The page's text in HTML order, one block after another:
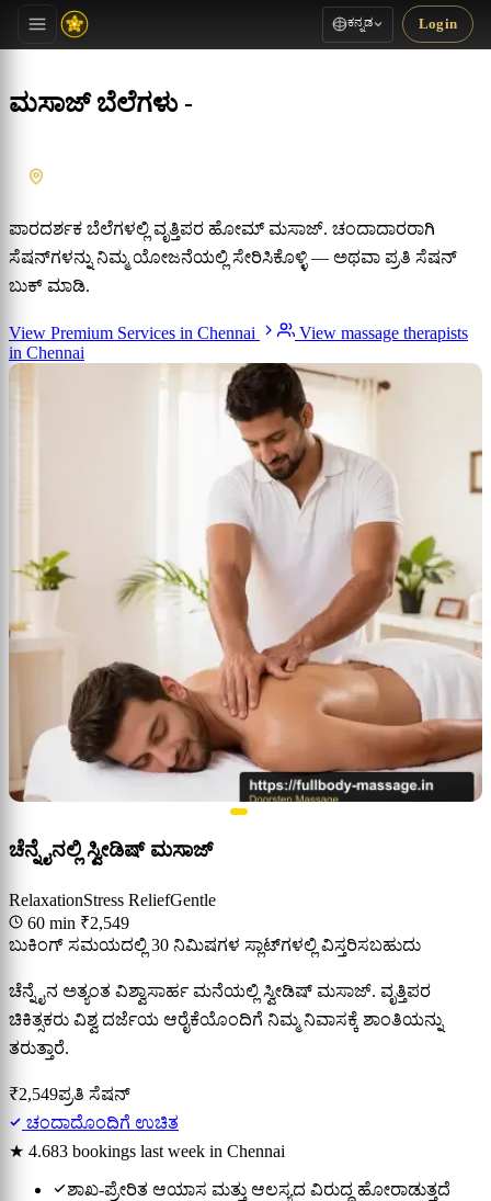
ಕನ್ನಡ Login
ಮಸಾಜ್ ಬೆಲೆಗಳು -
ಪಾರದರ್ಶಕ ಬೆಲೆಗಳಲ್ಲಿ ವೃತ್ತಿಪರ ಹೋಮ್ ಮಸಾಜ್. ಚಂದಾದಾರರಾಗಿ
ಸೆಷನ್‌ಗಳನ್ನು ನಿಮ್ಮ ಯೋಜನೆಯಲ್ಲಿ ಸೇರಿಸಿಕೊಳ್ಳಿ — ಅಥವಾ ಪ್ರತಿ ಸೆಷನ್
ಬುಕ್ ಮಾಡಿ.
View Premium Services in Chennai
View massage therapists
in Chennai
ಚೆನ್ನೈನಲ್ಲಿ ಸ್ವೀಡಿಷ್ ಮಸಾಜ್
RelaxationStress ReliefGentle
60 min ₹2,549
ಬುಕಿಂಗ್ ಸಮಯದಲ್ಲಿ 30 ನಿಮಿಷಗಳ ಸ್ಲಾಟ್‌ಗಳಲ್ಲಿ ವಿಸ್ತರಿಸಬಹುದು
ಚೆನ್ನೈನ ಅತ್ಯಂತ ವಿಶ್ವಾಸಾರ್ಹ ಮನೆಯಲ್ಲಿ ಸ್ವೀಡಿಷ್ ಮಸಾಜ್. ವೃತ್ತಿಪರ
ಚಿಕಿತ್ಸಕರು ವಿಶ್ವ ದರ್ಜೆಯ ಆರೈಕೆಯೊಂದಿಗೆ ನಿಮ್ಮ ನಿವಾಸಕ್ಕೆ ಶಾಂತಿಯನ್ನು
ತರುತ್ತಾರೆ.
₹2,549ಪ್ರತಿ ಸೆಷನ್
ಚಂದಾದೊಂದಿಗೆ ಉಚಿತ
★ 4.683 bookings last week in Chennai
ಶಾಖ-ಪ್ರೇರಿತ ಆಯಾಸ ಮತ್ತು ಆಲಸ್ಯದ ವಿರುದ್ಧ ಹೋರಾಡುತ್ತದೆ